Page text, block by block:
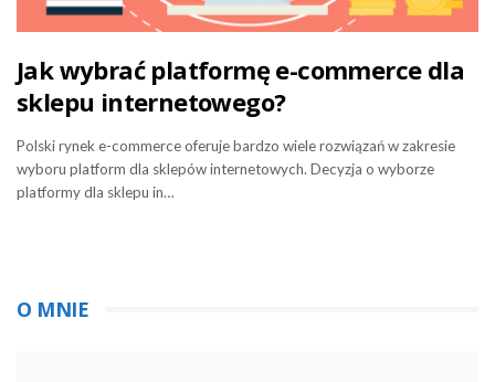
Jak wybrać platformę e-commerce dla
sklepu internetowego?
Polski rynek e-commerce oferuje bardzo wiele rozwiązań w zakresie
wyboru platform dla sklepów internetowych. Decyzja o wyborze
platformy dla sklepu in…
O MNIE